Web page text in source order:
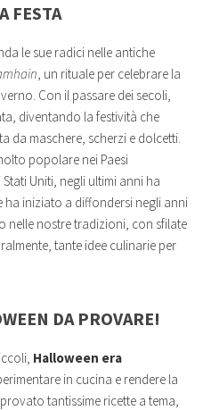
FESTA
le sue radici nelle antiche
, un rituale per celebrare la
Con il passare dei secoli,
diventando la festività che
da maschere, scherzi e dolcetti.
popolare nei Paesi
Uniti, negli ultimi anni ha
ha iniziato a diffondersi negli anni
nelle nostre tradizioni, con sfilate
tante idee culinarie per
DA PROVARE!
Halloween era
in cucina e rendere la
tantissime ricette a tema,